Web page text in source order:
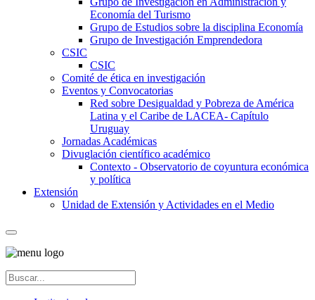
Economía del Turismo
Grupo de Estudios sobre la disciplina Economía
Grupo de Investigación Emprendedora
CSIC
CSIC
Comité de ética en investigación
Eventos y Convocatorias
Red sobre Desigualdad y Pobreza de América
Latina y el Caribe de LACEA- Capítulo
Uruguay
Jornadas Académicas
Divuglación científico académico
Contexto - Observatorio de coyuntura económica
y política
Extensión
Unidad de Extensión y Actividades en el Medio